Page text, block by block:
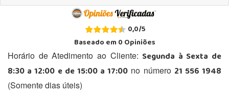
0,0/5
Baseado em0Opiniões
Horário de Atedimento ao Cliente: Segunda à Sexta de
8:30 a 12:00 e de 15:00 a 17:00 no número 21 556 1948
(Somente dias úteis)